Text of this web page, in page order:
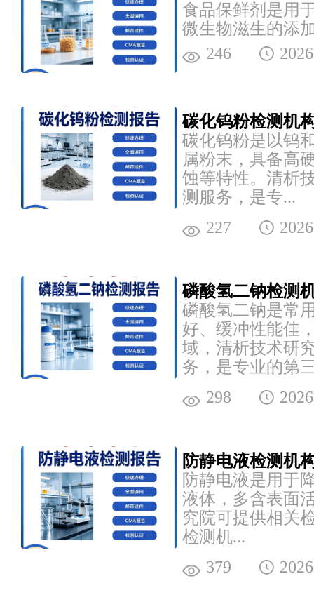
食品保鲜剂是用
微生物滋生的添
防腐抑菌成分，
关检测服务，...
246
碳化钨粉检测机
碳化钨粉是以钨
属粉末，具备高
蚀等特性。清析
测服务，是专...
227
磷酸氢二钠检测
磷酸氢二钠是常
好、缓冲性能佳
域，清析技术研
务，是专业的第
298
防静电液检测机
防静电液是用于
液体，多含表面
究院可提供相关
检测机...
379